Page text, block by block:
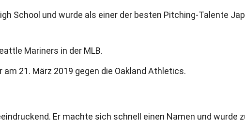
School und wurde als einer der besten Pitching-Talente
Mariners in der MLB.
am 21. März 2019 gegen die Oakland Athletics.
Er machte sich schnell einen Namen und wurde